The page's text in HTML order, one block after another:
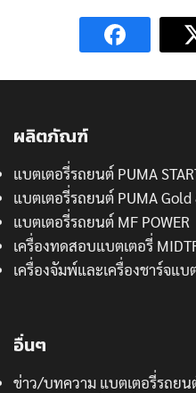
ผลิตภัณฑ์
แบตเตอรี่รถยนต์ PUMA
แบตเตอรี่รถยนต์ PUMA Gold
แบตเตอรี่รถยนต์ MF POWER
เครื่องทดสอบแบตเตอรี่
เครื่องจัมพ์และเครื่องชาร์จแบ
อื่นๆ
ข่าว/บทความ แบตเตอรี่รถยน